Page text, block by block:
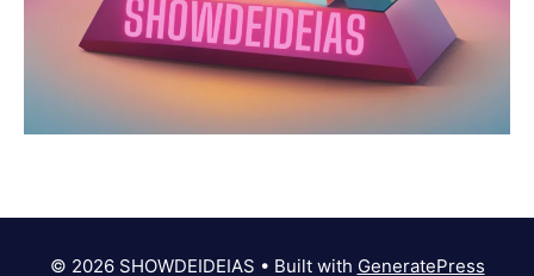
© 2026 SHOWDEIDEIAS • Built with GeneratePress